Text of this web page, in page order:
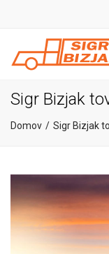
Sigr Bizjak
Domov Sigr Bizjak